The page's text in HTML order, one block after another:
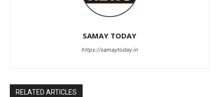
SAMAY TODAY
https://samaytoday.in
RELATED ARTICLES